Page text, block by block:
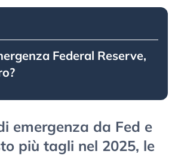
Federal Reserve,
emergenza da Fed e
più tagli nel 2025, le